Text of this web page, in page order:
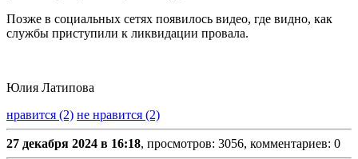
Позже в социальных сетях появилось видео, где видно, как
службы приступили к ликвидации провала.
Юлия Латипова
нравится (2) не нравится (2)
27 декабря 2024 в 16:18, просмотров: 3056, комментариев: 0